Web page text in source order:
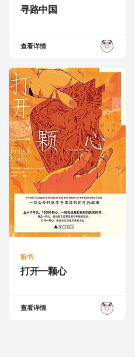
寻路中国
查看详情
听书
打开一颗心
查看详情